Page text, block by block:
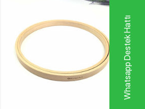
Whatsapp Destek Hattı